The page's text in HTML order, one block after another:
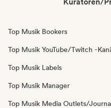
Top Musik Bookers
Top Musik YouTube/Twitch -
Top Musik Labels
Top Musik Manager
Top Musik Media Outlets/